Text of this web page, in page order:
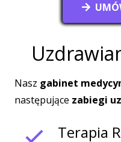
Nasz gabinet
następujące zabiegi
Terapia